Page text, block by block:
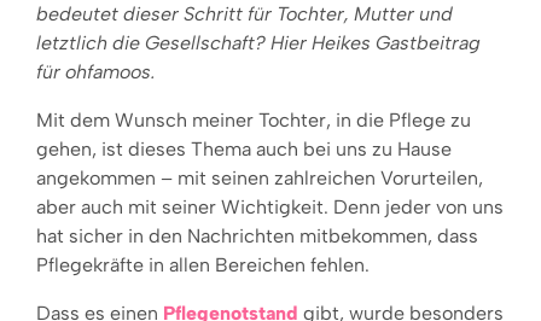
bedeutet dieser Schritt für Tochter, Mutter und
letztlich die Gesellschaft? Hier Heikes Gastbeitrag
für ohfamoos.
Mit dem Wunsch meiner Tochter, in die Pflege zu
gehen, ist dieses Thema auch bei uns zu Hause
angekommen – mit seinen zahlreichen Vorurteilen,
aber auch mit seiner Wichtigkeit. Denn jeder von uns
hat sicher in den Nachrichten mitbekommen, dass
Pflegekräfte in allen Bereichen fehlen.
Dass es einen Pflegenotstand gibt, wurde besonders